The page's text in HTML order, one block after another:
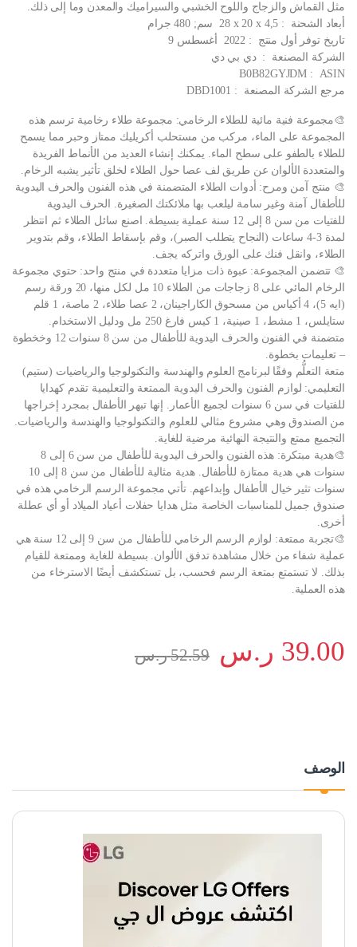
مثل القماش والزجاج واللوح الخشبي والسيراميك والمعدن وما إلى ذلك.
أبعاد الشحنة ‏ : ‎ 28 x 20 x 4,5 سم; 480 جرام
تاريخ توفر أول منتج ‏ : ‎ 2022 أغسطس 9
الشركة المصنعة ‏ : ‎ دي بي دي
ASIN ‏ : ‎ B0B82GYJDM
مرجع الشركة المصنعة ‏ : ‎ DBD1001
🎨مجموعة فنية مائية للطلاء الرخامي: مجموعة طلاء رخامية ترسم هذه
المجموعة على الماء، مركب من مستحلب أكريليك ممتاز وحبر مما يسمح
للطلاء بالطفو على سطح الماء. يمكنك إنشاء العديد من الأنماط الفريدة
والمتعددة الألوان عن طريق لف عصا حول الطلاء لخلق تأثير يشبه الرخام.
🎨 منتج آمن ومرح: أدوات الطلاء المتضمنة في هذه الفنون والحرف اليدوية
للأطفال آمنة وغير سامة ليلعب بها ملائكتك الصغيرة. الحرف اليدوية
للفتيات من سن 8 إلى 12 سنة عملية بسيطة. اصنع سائل الطلاء ثم انتظر
لمدة 3-4 ساعات (النجاح يتطلب الصبر)، وقم بإسقاط الطلاء، وقم بتدوير
الطلاء، وانقل فنك على الورق واتركه يجف.
🎨 تتضمن المجموعة: عبوة ذات مزايا متعددة في منتج واحد: حتوي مجموعة
الرخام المائي على 8 زجاجات من الطلاء 10 مل لكل منها، 20 ورقة رسم
(ايه 5)، 4 أكياس من مسحوق الكاراجينان، 2 عصا طلاء، 2 ماصة، 1 قلم
ستايلس، 1 مشط، 1 صينية، 1 كيس فارغ 250 مل ودليل الاستخدام.
متضمنة في الفنون والحرف اليدوية للأطفال من سن 8 سنوات 12 وخخطوة
– تعليمات بخطوة.
متعة التعلُّم وفقًا لبرنامج العلوم والهندسة والتكنولوجيا والرياضيات (ستيم)
التعليمي: لوازم الفنون والحرف اليدوية الممتعة والتعليمية تقدم كهدايا
للفتيات في سن 6 سنوات لجميع الأعمار. إنها تبهر الأطفال بمجرد إخراجها
من الصندوق وهي مشروع مثالي للعلوم والتكنولوجيا والهندسة والرياضيات.
التجميع ممتع والنتيجة النهائية مرضية للغاية.
🎨هدية مبتكرة: هذه الفنون والحرف اليدوية للأطفال من سن 6 إلى 8
سنوات هي هدية ممتازة للأطفال. هدية مثالية للأطفال من سن 8 إلى 10
سنوات تثير خيال الأطفال وإبداعهم. تأتي مجموعة الرسم الرخامي هذه في
صندوق جميل للمناسبات الخاصة مثل هدايا حفلات أعياد الميلاد أو أي عطلة
أخرى.
🎨تجربة ممتعة: لوازم الرسم الرخامي للأطفال من سن 9 إلى 12 سنة هي
عملية شفاء من خلال مشاهدة تدفق الألوان. بسيطة للغاية وممتعة للقيام
بذلك. لا تستمتع بمتعة الرسم فحسب، بل تستكشف أيضًا الاسترخاء من
هذه العملية.
39.00 ر.س 52.59 ر.س
الوصف